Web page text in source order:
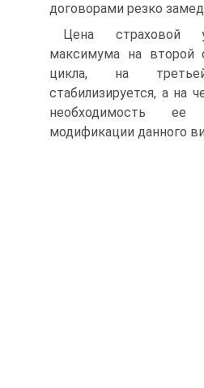
договорами резко
Цена страховой
максимума на второй
цикла, на
стабилизируется, а на
необходимость
модификации данного